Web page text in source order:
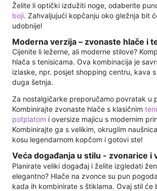
Želite li optički izdužiti noge, odaberite
boji. Zahvaljujući kopčanju oko gležnja bit
udobnije!
Moderna verzija – zvonaste hlače i
Cijenite li ležerne, ali moderne stilove?
hlača s tenisicama. Ova kombinacija je
izlaske, npr. posjet shopping centru, kava
duga šetnja.
Za nostalgičarke preporučamo povratak u
Kombinirajte zvonaste hlače s klasičnim
potplatom i oversize majicu s modernim
Kombinirajte ga s velikim, okruglim
kosu legendarnom kopčom i gotovi ste!
Veća događanja u stilu - zvonarice i
Planirate veliki događaj i želite izgledati
elegantno? Hlače na zvonce su pun
kada ih kombinirate s štiklama. Ovaj stil će